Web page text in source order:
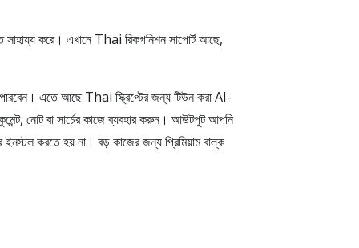
করে। এখানে Thai রিকগনিশন সাপোর্ট আছে,
এতে আছে Thai স্ক্রিপ্টের জন্য টিউন করা AI-
নোট বা সার্চের কাজে ব্যবহার করুন। আউটপুট আপনি
ইনস্টল করতে হয় না। বড় কাজের জন্য প্রিমিয়াম বাল্ক